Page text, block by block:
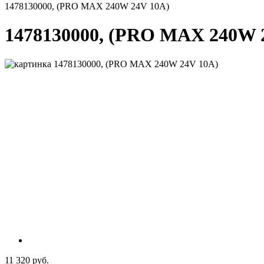
1478130000, (PRO MAX 240W 24V 10A)
1478130000, (PRO MAX 240W
11 320 руб.